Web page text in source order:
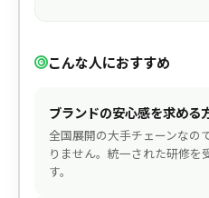
こんな人におすすめ
ブランドの安心感を求める
全国展開の大手チェーンなの
りません。統一された研修を
す。